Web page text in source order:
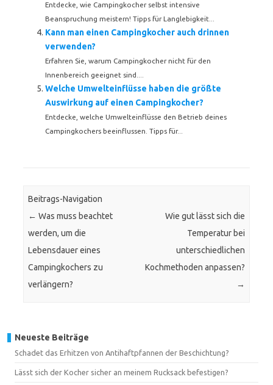
Entdecke, wie Campingkocher selbst intensive
Beanspruchung meistern! Tipps für Langlebigkeit...
Kann man einen Campingkocher auch drinnen
verwenden?
Erfahren Sie, warum Campingkocher nicht für den
Innenbereich geeignet sind....
Welche Umwelteinflüsse haben die größte
Auswirkung auf einen Campingkocher?
Entdecke, welche Umwelteinflüsse den Betrieb deines
Campingkochers beeinflussen. Tipps für...
Beitrags-Navigation
← Was muss beachtet
werden, um die
Lebensdauer eines
Campingkochers zu
verlängern?
Wie gut lässt sich die
Temperatur bei
unterschiedlichen
Kochmethoden anpassen?
→
Neueste Beiträge
Schadet das Erhitzen von Antihaftpfannen der Beschichtung?
Lässt sich der Kocher sicher an meinem Rucksack befestigen?